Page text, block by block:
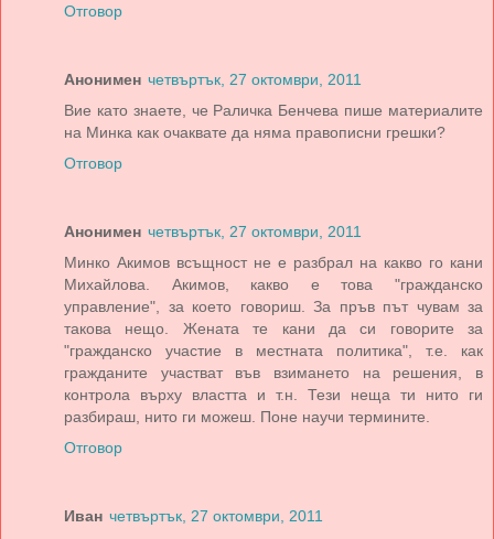
Отговор
Анонимен четвъртък, 27 октомври, 2011
Вие като знаете, че Раличка Бенчева пише материалите
на Минка как очаквате да няма правописни грешки?
Отговор
Анонимен четвъртък, 27 октомври, 2011
Минко Акимов всъщност не е разбрал на какво го кани
Михайлова. Акимов, какво е това "гражданско
управление", за което говориш. За пръв път чувам за
такова нещо. Жената те кани да си говорите за
"гражданско участие в местната политика", т.е. как
гражданите участват във взимането на решения, в
контрола върху властта и т.н. Тези неща ти нито ги
разбираш, нито ги можеш. Поне научи термините.
Отговор
Иван четвъртък, 27 октомври, 2011